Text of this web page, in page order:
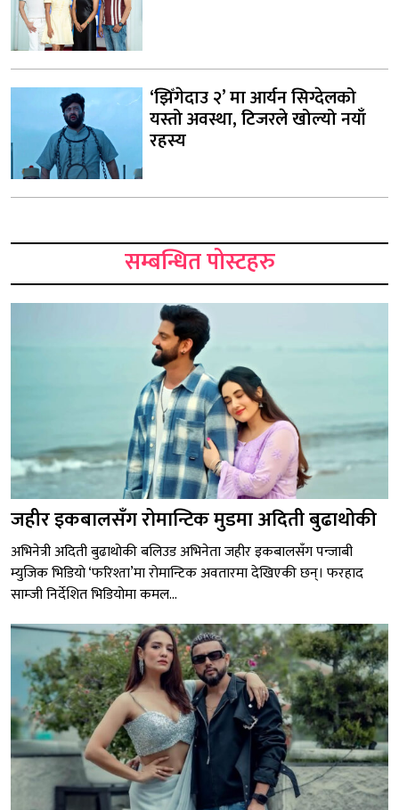
‘झिँगेदाउ २’ मा आर्यन सिग्देलको
यस्तो अवस्था, टिजरले खोल्यो नयाँ
रहस्य
सम्बन्धित पोस्टहरु
जहीर इकबालसँग रोमान्टिक मुडमा अदिती बुढाथोकी
अभिनेत्री अदिती बुढाथोकी बलिउड अभिनेता जहीर इकबालसँग पन्जाबी
म्युजिक भिडियो ‘फरिश्ता’मा रोमान्टिक अवतारमा देखिएकी छन्। फरहाद
साम्जी निर्देशित भिडियोमा कमल...